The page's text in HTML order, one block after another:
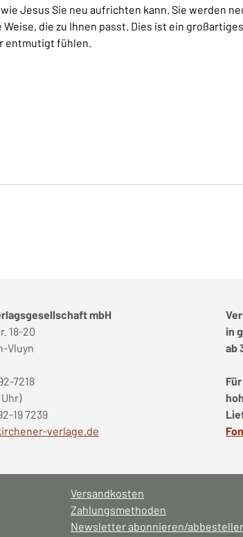
Jesus Sie neu aufrichten kann. Sie werden
Weise, die zu Ihnen passt. Dies ist ein
entmutigt fühlen.
mbH
18-20
Vluyn
7218
19 7239
verlage.de
in
ab
Versandkosten
Zahlungsmethoden
Newsletter abonnieren/